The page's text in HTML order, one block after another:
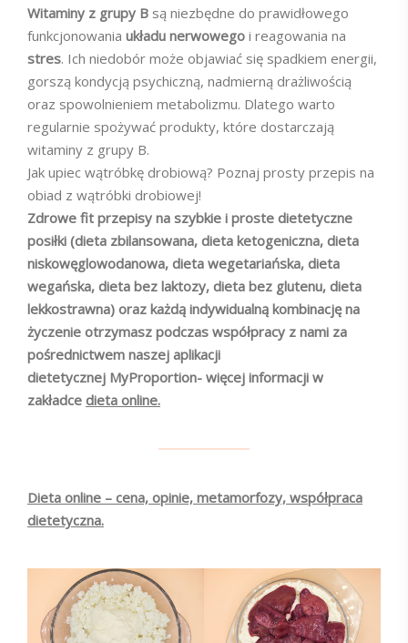
Witaminy z grupy B są niezbędne do prawidłowego
funkcjonowania układu nerwowego i reagowania na
stres. Ich niedobór może objawiać się spadkiem energii,
gorszą kondycją psychiczną, nadmierną drażliwością
oraz spowolnieniem metabolizmu. Dlatego warto
regularnie spożywać produkty, które dostarczają
witaminy z grupy B.
Jak upiec wątróbkę drobiową? Poznaj prosty przepis na
obiad z wątróbki drobiowej!
Zdrowe fit przepisy na szybkie i proste dietetyczne
posiłki (dieta zbilansowana, dieta ketogeniczna, dieta
niskowęglowodanowa, dieta wegetariańska, dieta
wegańska, dieta bez laktozy, dieta bez glutenu, dieta
lekkostrawna) oraz każdą indywidualną kombinację na
życzenie otrzymasz podczas współpracy z nami za
pośrednictwem naszej aplikacji
dietetycznej MyProportion- więcej informacji w
zakładce dieta online.
Dieta online – cena, opinie, metamorfozy, współpraca
dietetyczna.